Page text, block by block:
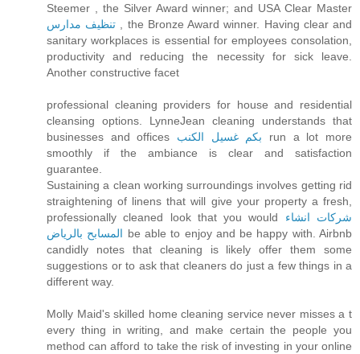
Steemer , the Silver Award winner; and USA Clear Master
تنظيف مدارس , the Bronze Award winner. Having clear and
sanitary workplaces is essential for employees consolation,
productivity and reducing the necessity for sick leave.
Another constructive facet
professional cleaning providers for house and residential
cleansing options. LynneJean cleaning understands that
businesses and offices بكم غسيل الكنب run a lot more
smoothly if the ambiance is clear and satisfaction
guarantee.
Sustaining a clean working surroundings involves getting rid
straightening of linens that will give your property a fresh,
professionally cleaned look that you would شركات انشاء
المسابح بالرياض be able to enjoy and be happy with. Airbnb
candidly notes that cleaning is likely offer them some
suggestions or to ask that cleaners do just a few things in a
different way.
Molly Maid's skilled home cleaning service never misses a t
every thing in writing, and make certain the people you
method can afford to take the risk of investing in your online